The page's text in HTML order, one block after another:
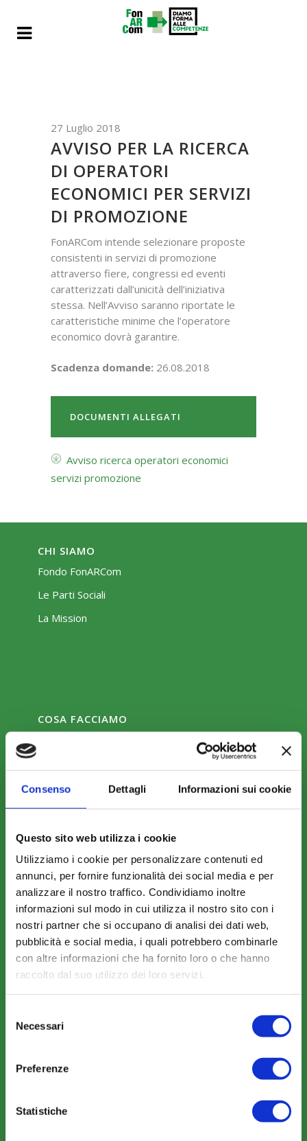
Consenso Dettagli Informazioni sui cookie
Questo sito web utilizza i cookie
Utilizziamo i cookie per personalizzare contenuti ed
annunci, per fornire funzionalità dei social media e per
analizzare il nostro traffico. Condividiamo inoltre
informazioni sul modo in cui utilizza il nostro sito con i
nostri partner che si occupano di analisi dei dati web,
pubblicità e social media, i quali potrebbero combinarle
con altre informazioni che ha fornito loro o che hanno
raccolto dal suo utilizzo dei loro servizi.
delNecessari
Preferenze
Statistiche
27 Luglio 2018
AVVISO PER LA RICERCA
DI OPERATORI
ECONOMICI PER SERVIZI
DI PROMOZIONE
FonARCom intende selezionare proposte
consistenti in servizi di promozione
attraverso fiere, congressi ed eventi
caratterizzati dall’unicità dell’iniziativa
stessa. Nell’Avviso saranno riportate le
caratteristiche minime che l’operatore
economico dovrà garantire.
Scadenza domande: 26.08.2018
DOCUMENTI ALLEGATI
Avviso ricerca operatori economici
servizi promozione
CHI SIAMO
Fondo FonARCom
Le Parti Sociali
La Mission
COSA FACCIAMO
COME ADERIRE
Modalità di adesione
Mobilità e Portabilità
News